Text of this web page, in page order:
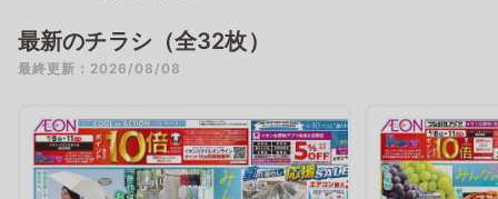
最新のチラシ（全32枚）
最終更新：2026/08/08